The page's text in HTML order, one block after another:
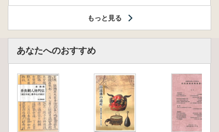
もっと見る
あなたへのおすすめ